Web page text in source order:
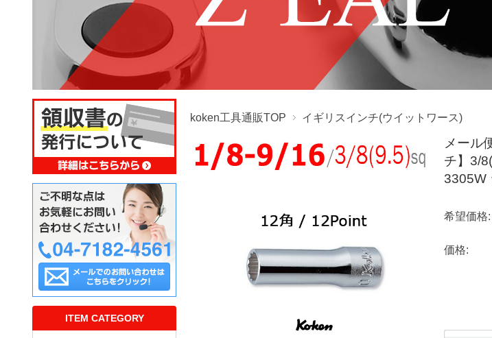
koken工具通販TOP イギリスインチ(ウイットワース)
メール
チ】3/
3305W
希望価格:
価格:
ITEM CATEGORY